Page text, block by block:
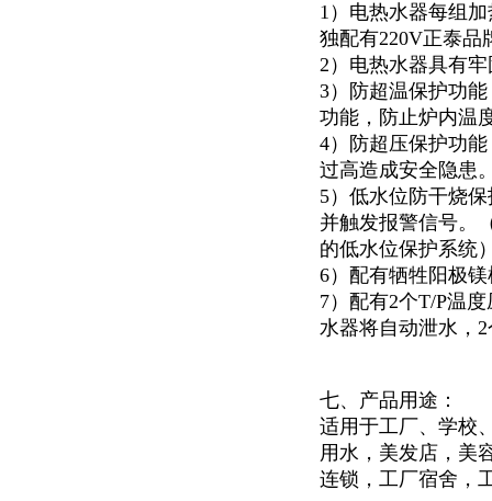
1）电热水器每组
独配有220V正泰品
2）电热水器具有
3）防超温保护功
功能，防止炉内温
4）防超压保护功
过高造成安全隐患
5）低水位防干烧
并触发报警信号。
的低水位保护系统
6）配有牺牲阳极
7）配有2个T/P温
水器将自动泄水，
七、产品用途：
适用于工厂、学校
用水，美发店，美
连锁，工厂宿舍，